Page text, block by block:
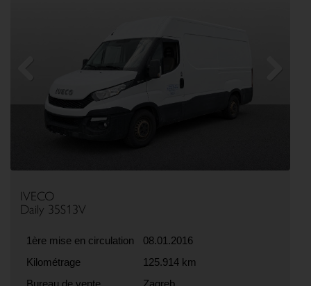
IVECO
Daily 35S13V
1ère mise en circulation
08.01.2016
Kilométrage
125.914 km